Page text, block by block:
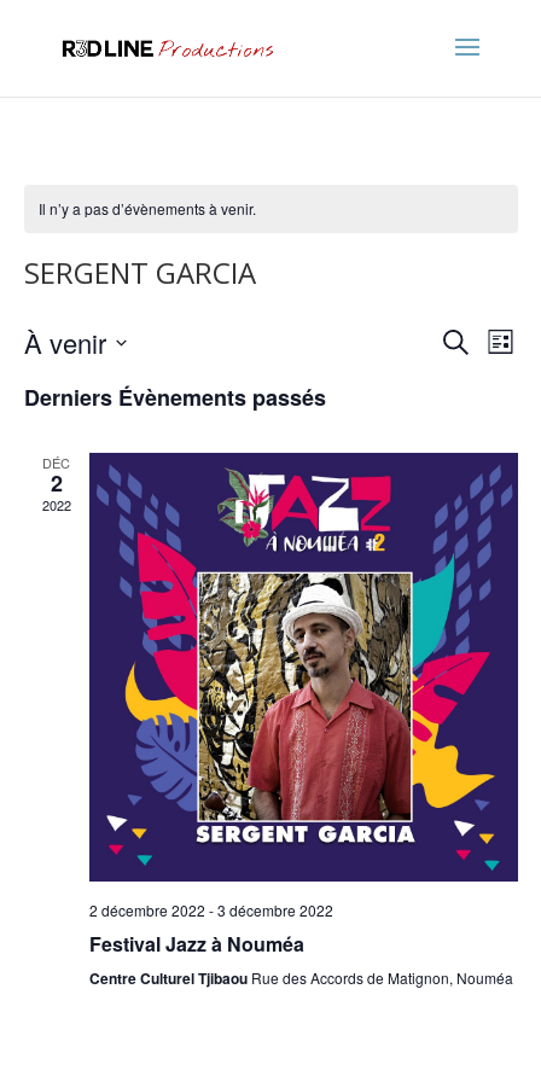
Il n’y a pas d’évènements à venir.
SERGENT GARCIA
vues
Recherche
de
Liste
À venir
une
Derniers Évènements passés
DÉC
2
2022
2 décembre 2022 -3 décembre 2022
Festival Jazz à Nouméa
Centre Culturel Tjibaou Rue des Accords de Matignon, Nouméa